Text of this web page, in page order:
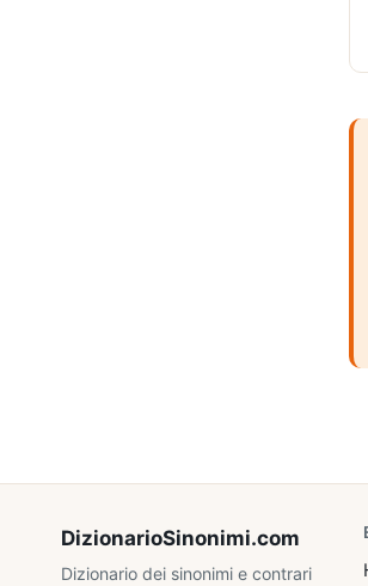
DizionarioSinonimi.com
Dizionario dei sinonimi e contrari